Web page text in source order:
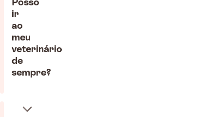
ir
ao
meu
veterinário
de
sempre?